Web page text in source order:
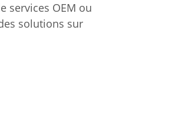
services OEM ou
solutions sur